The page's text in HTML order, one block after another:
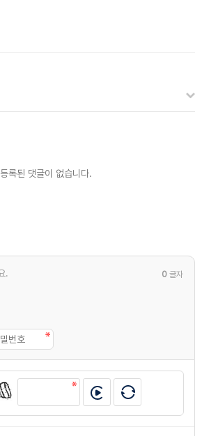
등록된 댓글이 없습니다.
0 글자